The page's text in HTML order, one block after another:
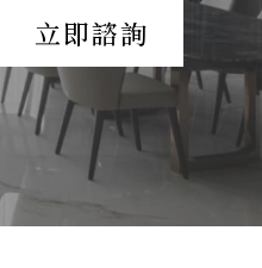
立即諮詢